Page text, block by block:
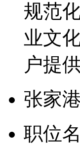
规范
业文
户提
张家
职位